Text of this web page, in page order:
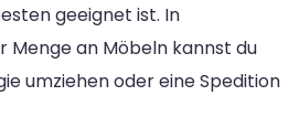
geeignet ist. In
Menge an Möbeln kannst du
umziehen oder eine Spedition